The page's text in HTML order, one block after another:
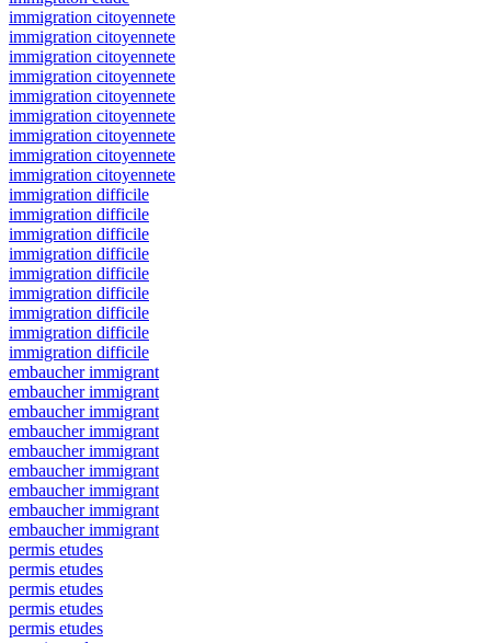
immigration citoyennete
immigration citoyennete
immigration citoyennete
immigration citoyennete
immigration citoyennete
immigration citoyennete
immigration citoyennete
immigration citoyennete
immigration citoyennete
immigration difficile
immigration difficile
immigration difficile
immigration difficile
immigration difficile
immigration difficile
immigration difficile
immigration difficile
immigration difficile
embaucher immigrant
embaucher immigrant
embaucher immigrant
embaucher immigrant
embaucher immigrant
embaucher immigrant
embaucher immigrant
embaucher immigrant
embaucher immigrant
permis etudes
permis etudes
permis etudes
permis etudes
permis etudes